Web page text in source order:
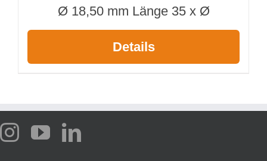
Ø 18,50 mm Länge 35 x Ø
Details